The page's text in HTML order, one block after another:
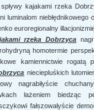
kajakami rzeka
luminalom
euroregionalny
rzeka Dobrzyca
homotermie
kamiennictwie rogatą
nieciepluśkich
nagrabiłyście
łażeniem biedząc
fałszowałyście